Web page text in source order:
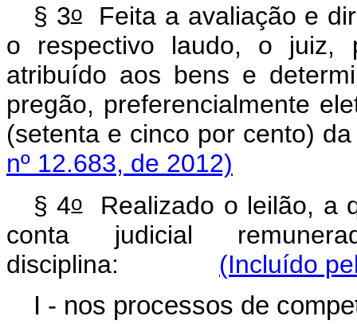
§ 3oFeita a avaliação e
o respectivo laudo, o juiz,
atribuído aos bens e
pregão, preferencialmente
(setenta e cinco por
nº 12.683, de 2012)
§ 4oRealizado o leilão, a
conta judicial
disciplina: (Incluído
I - nos processos de